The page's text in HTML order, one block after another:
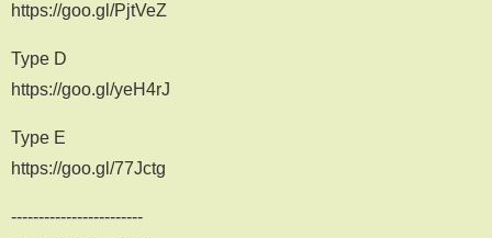
https://goo.gl/PjtVeZ
Type D
https://goo.gl/yeH4rJ
Type E
https://goo.gl/77Jctg
------------------------